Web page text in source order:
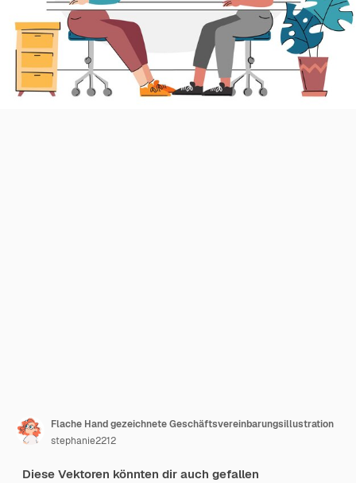
Flache Hand gezeichnete Geschäftsvereinbarungsillustration
stephanie2212
Diese Vektoren könnten dir auch gefallen